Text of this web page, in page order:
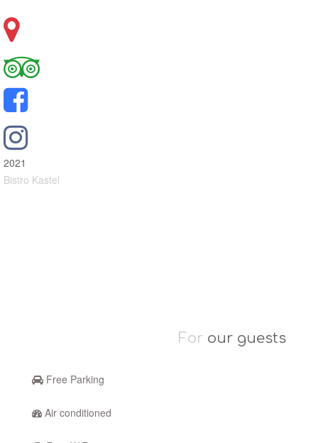
2021
Bistro Kastel
For our guests
Free Parking
Air conditioned